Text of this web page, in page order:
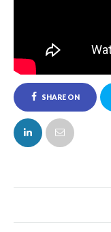
SHARE ON
FACEBOOK